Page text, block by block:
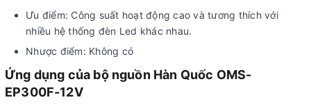
Ưu điểm: Công suất hoạt động cao và tương thích với
nhiều hệ thống đèn Led khác nhau.
Nhược điểm: Không có
Ứng dụng của bộ nguồn Hàn Quốc OMS-
EP300F-12V